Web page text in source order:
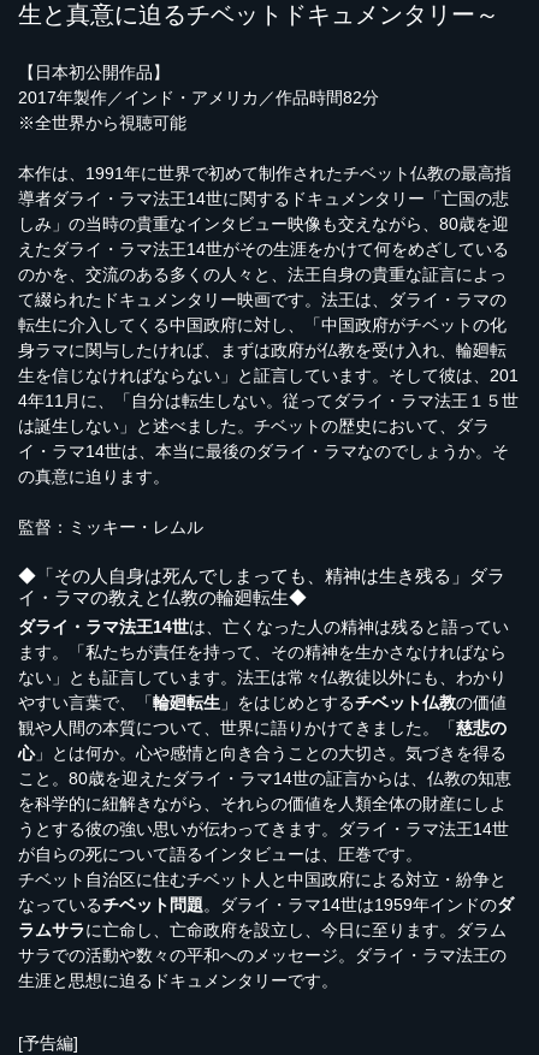
生と真意に迫るチベットドキュメンタリー～
【日本初公開作品】
2017年製作／インド・アメリカ／作品時間82分
※全世界から視聴可能
本作は、1991年に世界で初めて制作されたチベット仏教の最高指
導者ダライ・ラマ法王14世に関するドキュメンタリー「亡国の悲
しみ」の当時の貴重なインタビュー映像も交えながら、80歳を迎
えたダライ・ラマ法王14世がその生涯をかけて何をめざしている
のかを、交流のある多くの人々と、法王自身の貴重な証言によっ
て綴られたドキュメンタリー映画です。法王は、ダライ・ラマの
転生に介入してくる中国政府に対し、「中国政府がチベットの化
身ラマに関与したければ、まずは政府が仏教を受け入れ、輪廻転
生を信じなければならない」と証言しています。そして彼は、201
4年11月に、「自分は転生しない。従ってダライ・ラマ法王１５世
は誕生しない」と述べました。チベットの歴史において、ダラ
イ・ラマ14世は、本当に最後のダライ・ラマなのでしょうか。そ
の真意に迫ります。
監督：ミッキー・レムル
◆「その人自身は死んでしまっても、精神は生き残る」ダラ
イ・ラマの教えと仏教の輪廻転生◆
ダライ・ラマ法王14世は、亡くなった人の精神は残ると語ってい
ます。「私たちが責任を持って、その精神を生かさなければなら
ない」とも証言しています。法王は常々仏教徒以外にも、わかり
やすい言葉で、「輪廻転生 」をはじめとするチベット仏教の価値
観や人間の本質について、世界に語りかけてきました。「慈悲の
心」とは何か。心や感情と向き合うことの大切さ。気づきを得る
こと。80歳を迎えたダライ・ラマ14世の証言からは、仏教の知恵
を科学的に紐解きながら、それらの価値を人類全体の財産にしよ
うとする彼の強い思いが伝わってきます。ダライ・ラマ法王14世
が自らの死について語るインタビューは、圧巻です。
チベット自治区に住むチベット人と中国政府による対立・紛争と
なっているチベット問題。ダライ・ラマ14世は1959年インドのダ
ラムサラに亡命し、亡命政府を設立し、今日に至ります。ダラム
サラでの活動や数々の平和へのメッセージ。ダライ・ラマ法王の
生涯と思想に迫るドキュメンタリーです。
[予告編]